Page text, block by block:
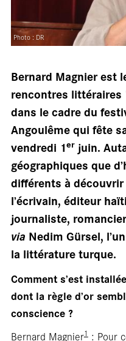
Photo : DR
Bernard Magnier est
rencontres
dans le cadre du
Angoulême qui fête
vendredi 1erjuin.
géographiques que
différents à
l’écrivain, éditeur
journaliste,
via Nedim Gürsel,
la littérature turque.
Comment s’est
dont la règle d’or
conscience ?
Bernard Magnier1: Pour